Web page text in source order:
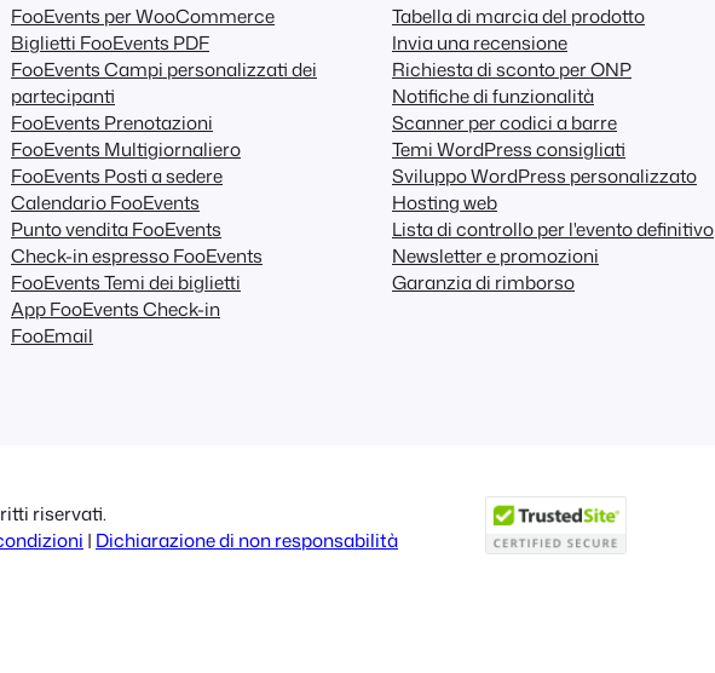
FooEvents per WooCommerce
Biglietti FooEvents PDF
FooEvents Campi personalizzati dei
partecipanti
FooEvents Prenotazioni
FooEvents Multigiornaliero
FooEvents Posti a sedere
Calendario FooEvents
Punto vendita FooEvents
Check-in espresso FooEvents
FooEvents Temi dei biglietti
App FooEvents Check-in
FooEmail
Tabella di marcia del prodotto
Invia una recensione
Richiesta di sconto per ONP
Notifiche di funzionalità
Scanner per codici a barre
Temi WordPress consigliati
Sviluppo WordPress personalizzato
Hosting web
Lista di controllo per l'evento definitivo
Newsletter e promozioni
Garanzia di rimborso
riservati.
| Dichiarazione di non responsabilità